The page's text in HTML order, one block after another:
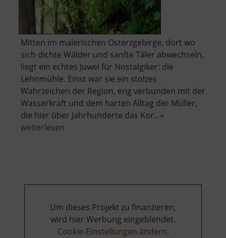
Mitten im malerischen Osterzgebirge, dort wo
sich dichte Wälder und sanfte Täler abwechseln,
liegt ein echtes Juwel für Nostalgiker: die
Lehnmühle. Einst war sie ein stolzes
Wahrzeichen der Region, eng verbunden mit der
Wasserkraft und dem harten Alltag der Müller,
die hier über Jahrhunderte das Kor.. »
weiterlesen
Um dieses Projekt zu finanzieren,
wird hier Werbung eingeblendet.
Cookie-Einstellungen ändern.